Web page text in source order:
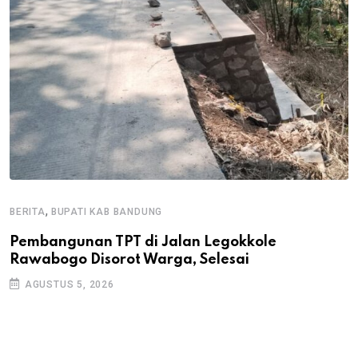
BERITA, BUPATI KAB BANDUNG
Pembangunan TPT di Jalan Legokkole
Rawabogo Disorot Warga, Selesai
AGUSTUS 5, 2026